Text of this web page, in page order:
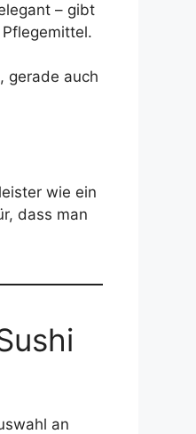
– gibt
gerade auch
wie ein
dass man
an